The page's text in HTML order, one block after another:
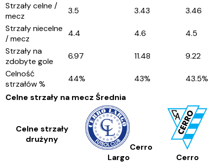
Strzały celne /
mecz
3.5 3.43
3.46
Strzały niecelne
/ mecz
4.4 4.6
4.5
Strzały na
zdobyte gole
6.97 11.48
9.22
Celność
strzałów %
44% 43% 43.5%
Celne strzały na mecz Średnia
Celne strzały
drużyny
Cerro
Largo
Cerro